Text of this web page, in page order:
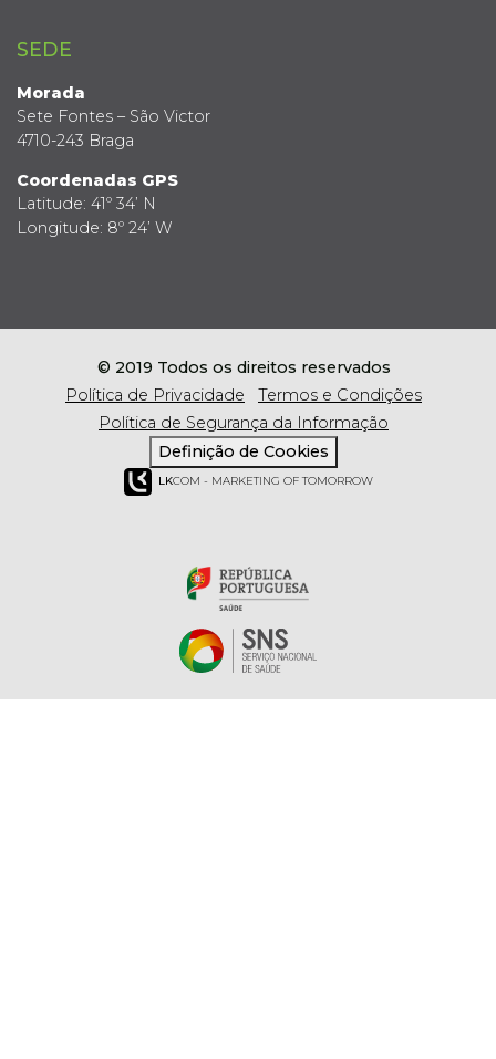
SEDE
Morada
Sete Fontes – São Victor
4710-243 Braga
Coordenadas GPS
Latitude: 41º 34’ N
Longitude: 8º 24’ W
© 2019 Todos os direitos reservados
Política de Privacidade
Termos e Condições
Política de Segurança da Informação
Definição de Cookies
LKCOM - MARKETING OF TOMORROW